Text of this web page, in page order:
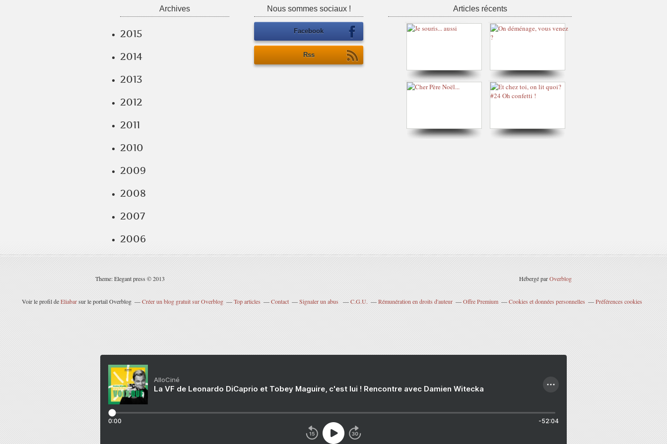
Archives
2015
2014
2013
2012
2011
2010
2009
2008
2007
2006
Nous sommes sociaux !
Facebook
Rss
Articles récents
Theme: Elegant press © 2013 Hébergé parOverblog
Voir le profil deEliabarsur le portail Overblog Créer un blog gratuit sur Overblog Top articles Contact Signaler un abus C.G.U. Rémunération en droits d'auteur Offre Premium Cookies et données personnelles Préférences cookies
AlloCiné
La VF de Leonardo DiCaprio et Tobey Maguire, c'est lui ! Rencontre avec Damien Witecka
0:00 -52:04